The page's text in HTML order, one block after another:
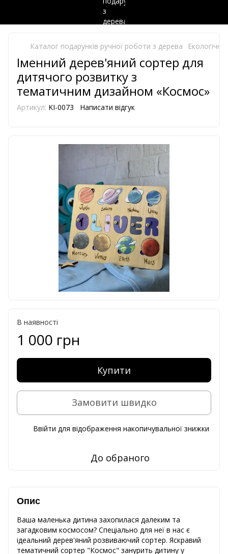
Каталог подарунків ручної роботи з дерева
Іменний дерев'яний сортер для
дитячого розвитку з
тематичним дизайном «Космос»
Артикул: KI-0073 Написати відгук
В наявності
1 000 грн
Купити
Замовити швидко
Ввійти для відображення накопичувальної знижки
До обраного
Опис
Ваша маленька дитина захопилася далеким та
загадковим космосом? Спеціально для неї в нас є
ідеальний дерев'яний розвиваючий сортер. Яскравий
тематичний сортер "Космос" занурить дитину у